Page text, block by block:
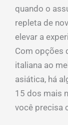
quando o
repleta de
elevar a
Com opções
italiana ao
asiática, há
15 dos mais
você precisa